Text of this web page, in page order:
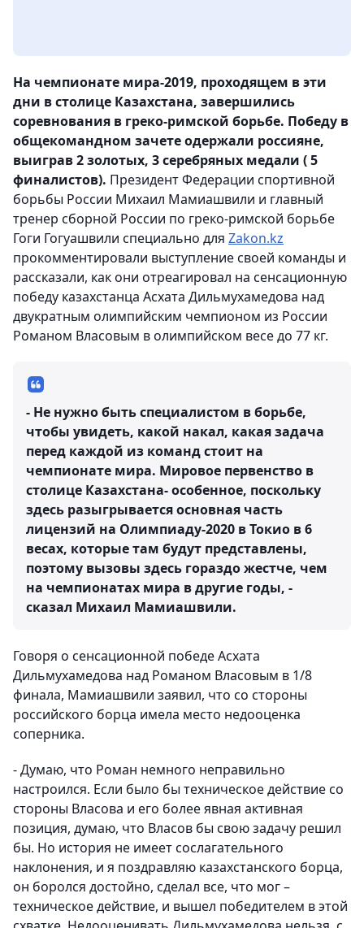
На чемпионате мира-2019, проходящем в эти
дни в столице Казахстана, завершились
соревнования в греко-римской борьбе. Победу в
общекомандном зачете одержали россияне,
выиграв 2 золотых, 3 серебряных медали ( 5
финалистов). Президент Федерации спортивной
борьбы России Михаил Мамиашвили и главный
тренер сборной России по греко-римской борьбе
Гоги Гогуашвили специально для Zakon.kz
прокомментировали выступление своей команды и
рассказали, как они отреагировал на сенсационную
победу казахстанца Асхата Дильмухамедова над
двукратным олимпийским чемпионом из России
Романом Власовым в олимпийском весе до 77 кг.
- Не нужно быть специалистом в борьбе,
чтобы увидеть, какой накал, какая задача
перед каждой из команд стоит на
чемпионате мира. Мировое первенство в
столице Казахстана- особенное, поскольку
здесь разыгрывается основная часть
лицензий на Олимпиаду-2020 в Токио в 6
весах, которые там будут представлены,
поэтому вызовы здесь гораздо жестче, чем
на чемпионатах мира в другие годы, -
сказал Михаил Мамиашвили.
Говоря о сенсационной победе Асхата
Дильмухамедова над Романом Власовым в 1/8
финала, Мамиашвили заявил, что со стороны
российского борца имела место недооценка
соперника.
- Думаю, что Роман немного неправильно
настроился. Если было бы техническое действие со
стороны Власова и его более явная активная
позиция, думаю, что Власов бы свою задачу решил
бы. Но история не имеет сослагательного
наклонения, и я поздравляю казахстанского борца,
он боролся достойно, сделал все, что мог –
техническое действие, и вышел победителем в этой